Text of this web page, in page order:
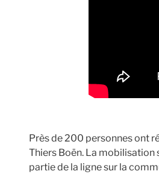
Près de 200 personnes ont
Thiers Boën. La mobilisation
partie de la ligne sur la